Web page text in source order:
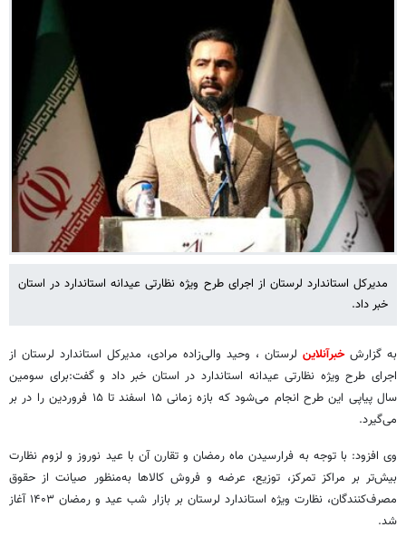
مدیرکل استاندارد لرستان از اجرای طرح ویژه نظارتی عیدانه استاندارد در استان
خبر داد.
به گزارشخبرآنلاین لرستان ، وحید والی‌زاده مرادی، مدیرکل استاندارد لرستان از
اجرای طرح ویژه نظارتی عیدانه استاندارد در استان خبر داد و گفت:برای سومین
سال پیاپی این طرح انجام می‌شود که بازه زمانی ۱۵ اسفند تا ۱۵ فروردین را در بر
می‌گیرد.
وی افزود: با توجه به فرارسیدن ماه رمضان و تقارن آن با عید نوروز و لزوم نظارت
بیش‌تر بر مراکز تمرکز، توزیع، عرضه و فروش کالاها به‌منظور صیانت از حقوق
مصرف‌کنندگان، نظارت ویژه استاندارد لرستان بر بازار شب عید و رمضان ۱۴۰۳ آغاز
شد.